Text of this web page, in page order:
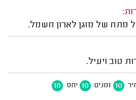
מתח של מזגן לארון חשמל.
טוב ויעיל.
10 זמנים 10 יחס 10